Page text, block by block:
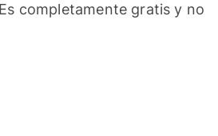
completamente gratis y no